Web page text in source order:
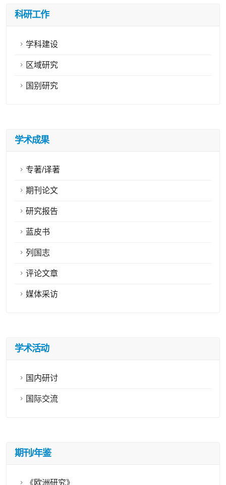
科研工作
学科建设
区域研究
国别研究
学术成果
专著/译著
期刊论文
研究报告
蓝皮书
列国志
评论文章
媒体采访
学术活动
国内研讨
国际交流
期刊/年鉴
《欧洲研究》